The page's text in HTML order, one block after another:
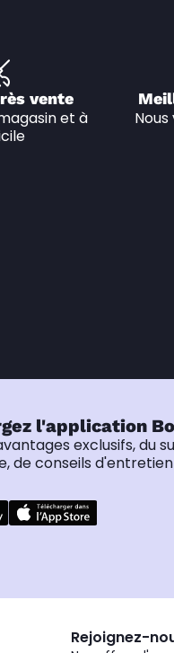
vente
et à
l'application
exclusifs, du
de conseils
Rejoignez-